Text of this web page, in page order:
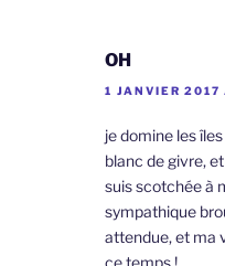
OH
1 JANVIER 2017
je domine les
blanc de givre,
suis scotchée à
sympathique
attendue, et ma
ce temps !